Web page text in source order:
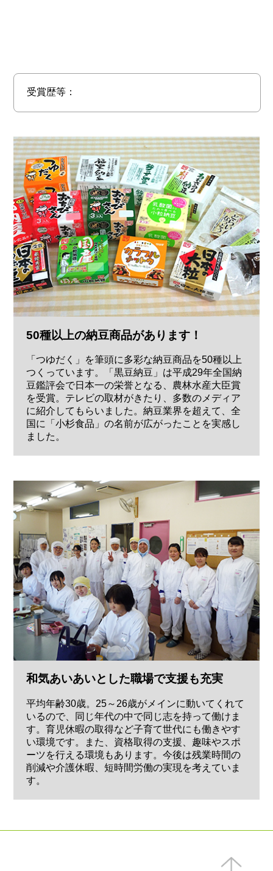
受賞歴等：
50種以上の納豆商品があります！
「つゆだく」を筆頭に多彩な納豆商品を50種以上
つくっています。「黒豆納豆」は平成29年全国納
豆鑑評会で日本一の栄誉となる、農林水産大臣賞
を受賞。テレビの取材がきたり、多数のメディア
に紹介してもらいました。納豆業界を超えて、全
国に「小杉食品」の名前が広がったことを実感し
ました。
和気あいあいとした職場で支援も充実
平均年齢30歳。25～26歳がメインに動いてくれて
いるので、同じ年代の中で同じ志を持って働けま
す。育児休暇の取得など子育て世代にも働きやす
い環境です。また、資格取得の支援、趣味やスポ
ーツを行える環境もあります。今後は残業時間の
削減や介護休暇、短時間労働の実現を考えていま
す。